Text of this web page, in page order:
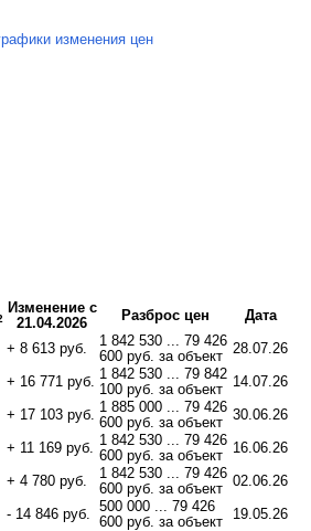
изменения цен
Изменение с
21.04.2026
Разброс цен
Дата
+ 8 613 руб.
1 842 530 ... 79 426
600 руб. за объект 28.07.26
+ 16 771 руб. 1 842 530 ... 79 842
100 руб. за объект
14.07.26
+ 17 103 руб. 1 885 000 ... 79 426
600 руб. за объект 30.06.26
+ 11 169 руб. 1 842 530 ... 79 426
600 руб. за объект
16.06.26
+ 4 780 руб.
1 842 530 ... 79 426
600 руб. за объект 02.06.26
- 14 846 руб. 500 000 ... 79 426
600 руб. за объект
19.05.26